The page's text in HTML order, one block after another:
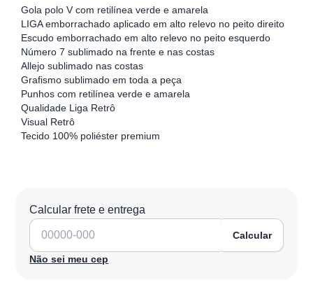
Gola polo V com retilínea verde e amarela
LIGA emborrachado aplicado em alto relevo no peito direito
Escudo emborrachado em alto relevo no peito esquerdo
Número 7 sublimado na frente e nas costas
Allejo sublimado nas costas
Grafismo sublimado em toda a peça
Punhos com retilínea verde e amarela
Qualidade Liga Retrô
Visual Retrô
Tecido 100% poliéster premium
Calcular frete e entrega
Calcular
Não sei meu cep